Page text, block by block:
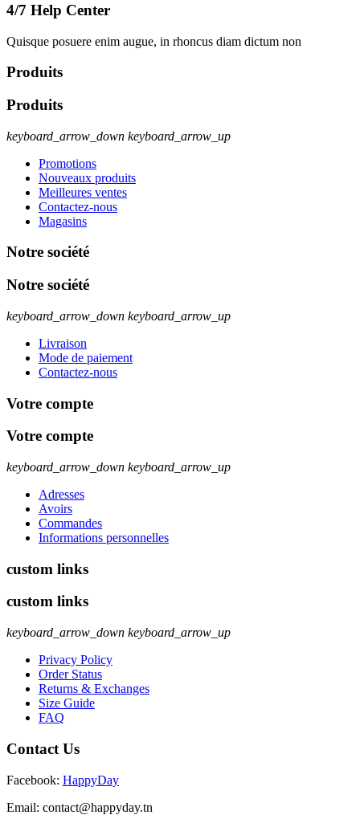
4/7 Help Center
Quisque posuere enim augue, in rhoncus diam dictum non
Produits
Produits
keyboard_arrow_down keyboard_arrow_up
Promotions
Nouveaux produits
Meilleures ventes
Contactez-nous
Magasins
Notre société
Notre société
keyboard_arrow_down keyboard_arrow_up
Livraison
Mode de paiement
Contactez-nous
Votre compte
Votre compte
keyboard_arrow_down keyboard_arrow_up
Adresses
Avoirs
Commandes
Informations personnelles
custom links
custom links
keyboard_arrow_down keyboard_arrow_up
Privacy Policy
Order Status
Returns & Exchanges
Size Guide
FAQ
Contact Us
Facebook: HappyDay
Email: contact@happyday.tn